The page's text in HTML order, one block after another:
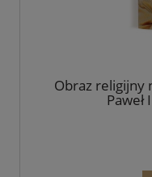
Obraz religijny